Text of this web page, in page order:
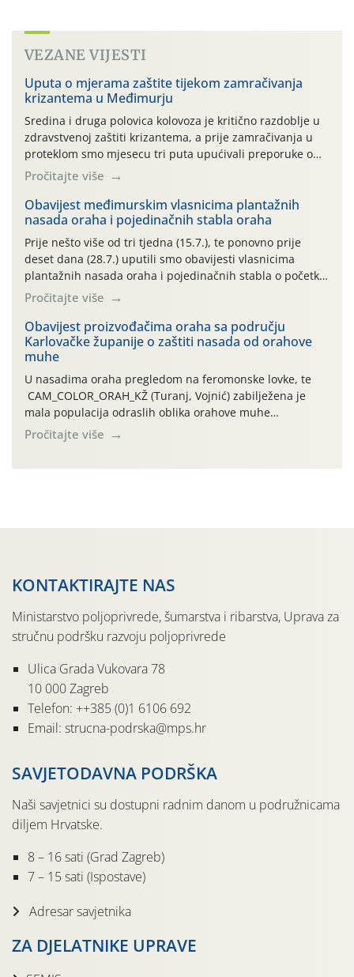
VEZANE VIJESTI
Uputa o mjerama zaštite tijekom zamračivanja
krizantema u Međimurju
Sredina i druga polovica kolovoza je kritično razdoblje u
zdravstvenoj zaštiti krizantema, a prije zamračivanja u
proteklom smo mjesecu tri puta upućivali preporuke o
preventivnim mjerama zaštite krizantema od najčešćih
uzročnika bolesti, štetnika i fito-fagnih grinja (23.7., 14.7.,
06.7.)! Na početku ovog mjeseca je zabilježeno je
povijesno i ekstremno vruće meteorološko razdoblje, uz
najviše temperature […]
Pročitajte više
Obavijest međimurskim vlasnicima plantažnih
nasada oraha i pojedinačnih stabla oraha
Prije nešto više od tri tjedna (15.7.), te ponovno prije
deset dana (28.7.) uputili smo obavijesti vlasnicima
plantažnih nasada oraha i pojedinačnih stabla o početku
leta i ovogodišnjoj potrebi usmjerenog suzbijanja
orahove muhe (Rhagoletis completa)! Već dvanaest dana
traje drugi ovogodišnji “toplinski udar”, koji naročito
izražen zadnja šest dana (31.7.-05.8.), jer najviše
temperature zraka svakodnevno […]
Pročitajte više
Obavijest proizvođačima oraha sa području
Karlovačke županije o zaštiti nasada od orahove
muhe
U nasadima oraha pregledom na feromonske lovke, te
CAM_COLOR_ORAH_KŽ (Turanj, Vojnić) zabilježena je
mala populacija odraslih oblika orahove muhe
(Rhagoletis completa). Niska brojnost može se objasniti
činjenicom da je riječ o mladim nasadima s vrlo malim
Pročitajte više
KONTAKTIRAJTE NAS
Ministarstvo poljoprivrede, šumarstva i ribarstva, Uprava za
stručnu podršku razvoju poljoprivrede
Ulica Grada Vukovara 78
10 000 Zagreb
Telefon: ++385 (0)1 6106 692
Email: strucna-podrska@mps.hr
SAVJETODAVNA PODRŠKA
Naši savjetnici su dostupni radnim danom u podružnicama
diljem Hrvatske.
8 – 16 sati (Grad Zagreb)
7 – 15 sati (Ispostave)
Adresar savjetnika
ZA DJELATNIKE UPRAVE